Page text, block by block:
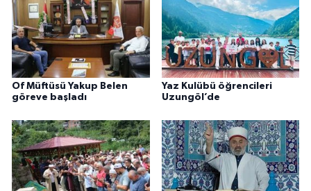
Of Müftüsü Yakup Belen
göreve başladı
Yaz Kulübü öğrencileri
Uzungöl’de